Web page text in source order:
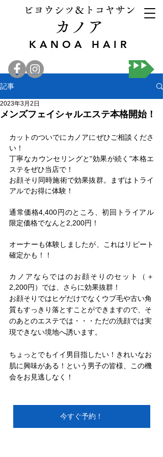
ビヨウシツ＆トコヤサン
カノア
KANOA HAIR
オンライン予約▶▶▶
記事
メンズフェイシャルエステ本格開始！
2023年3月2日
カットのついでにカノアにぜひご相談くださ
い！
丁寧なカウンセリングと"効果が続く"本格エ
ステをぜひ当店で！
​お顔そり同時施術で効果抜群。まずはトライ
アルで​お得に体験！
通常価格4,400円のところ、初回トライアル
限定価格でなんと2,200円！
オーナーも体験しましたが、これはリピート
確定かも！！
カノアならではのお顔そりのセット（＋
2,200円）では、さらに効果抜群！
お顔そりではヒゲだけでなくウブ毛や古い角
質もすっきり落とすことができますので、そ
のあとのエステでは・・・ただの洗顔では実
現できない境地へ誘います。
ちょっとでもイイ男目指したい！きれいなお
肌に興味がある！という男子の皆様、この機
会をお見逃しなく！
今すぐ予約！